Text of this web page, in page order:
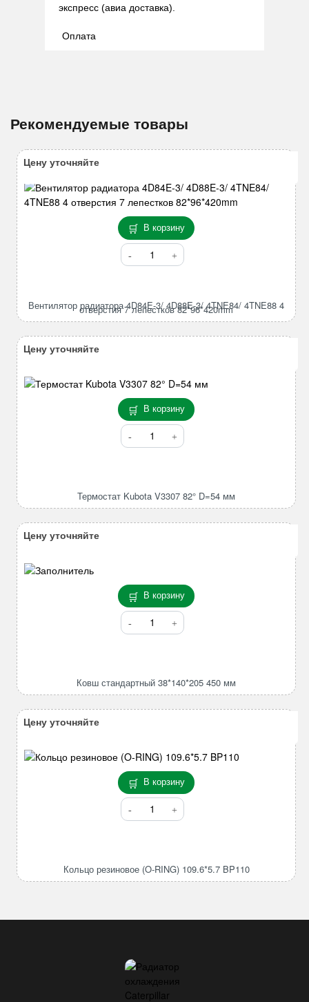
экспресс (авиа доставка).
Оплата
Рекомендуемые товары
В корзину
Количество
товара
4D84E-
3/
4D88E-
4TNE88
отверстия
7
лепестков
82*96*420mm
Вентилятор радиатора 4D84E-3/ 4D88E-3/ 4TNE84/ 4TNE88 4
отверстия 7 лепестков 82*96*420mm
Цену уточняйте
В корзину
Количество
товара
82°
Термостат Kubota V3307 82° D=54 мм
Цену уточняйте
В корзину
Количество
товара
450
Ковш стандартный 38*140*205 450 мм
Цену уточняйте
В корзину
Количество
товара
RING)
Кольцо резиновое (O-RING) 109.6*5.7 BP110
Цену уточняйте